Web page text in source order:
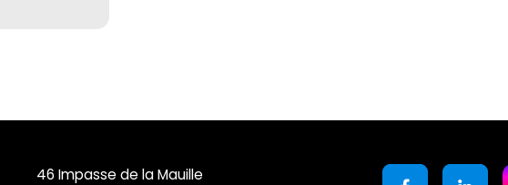
46 Impasse de la Mauille